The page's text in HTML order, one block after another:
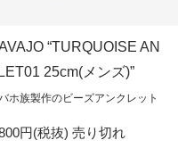
“TURQUOISE AN
25cm(メンズ)”
ホ族製作のビーズアンクレット
円(税抜) 売り切れ